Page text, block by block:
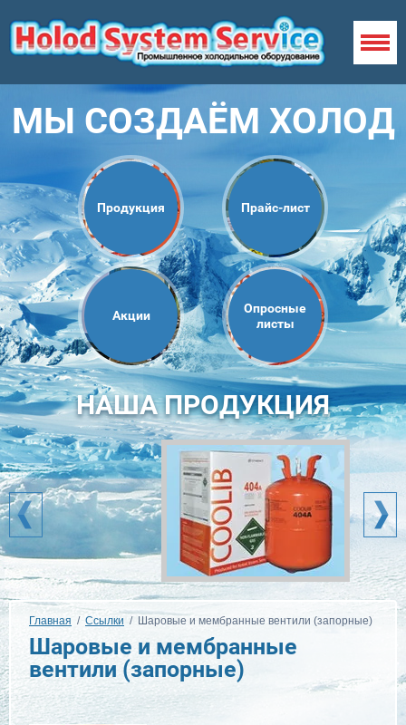
МЫ СОЗДАЁМ ХОЛОД
Продукция Прайс-лист
Акции
Опросные
листы
НАША ПРОДУКЦИЯ
Главная
  /
Ссылки
  /  Шаровые и мембранные вентили (запорные)
Шаровые и мембранные
вентили (запорные)